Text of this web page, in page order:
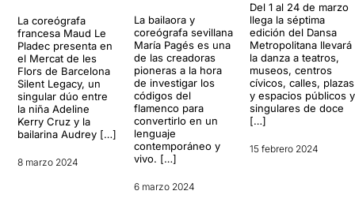
La coreógrafa
francesa Maud Le
Pladec presenta en
el Mercat de les
Flors de Barcelona
Silent Legacy, un
singular dúo entre
la niña Adeline
Kerry Cruz y la
bailarina Audrey […]
8 marzo 2024
La bailaora y
coreógrafa sevillana
María Pagés es una
de las creadoras
pioneras a la hora
de investigar los
códigos del
flamenco para
convertirlo en un
lenguaje
contemporáneo y
vivo. […]
6 marzo 2024
Del 1 al 24 de marzo
llega la séptima
edición del Dansa
Metropolitana llevará
la danza a teatros,
museos, centros
cívicos, calles, plazas
y espacios públicos y
singulares de doce
[…]
15 febrero 2024